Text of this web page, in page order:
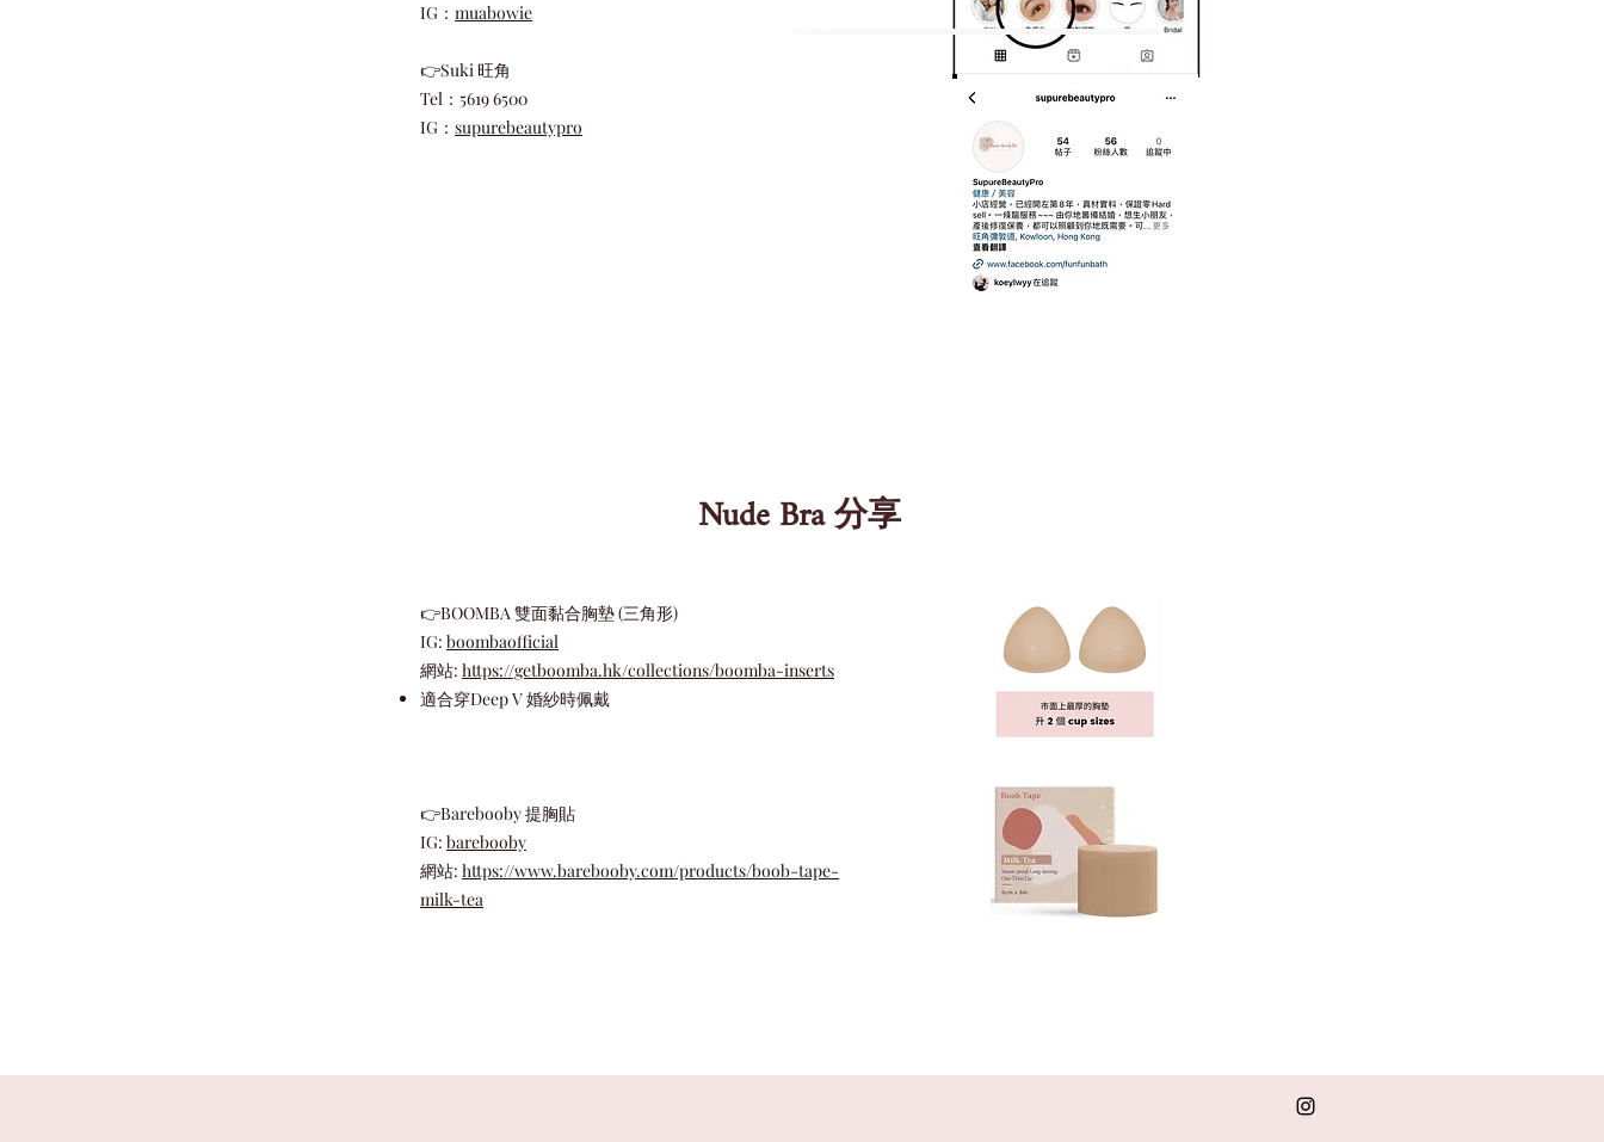
IG： muabowie
👉Suki 旺角
Tel：5619 6500
IG： supurebeautypro
Nude Bra 分享
👉BOOMBA 雙面黏合胸墊 (三角形)
IG: boombaofficial
網站: https://getboomba.hk/collections/boomba-inserts
適合穿Deep V 婚紗時佩戴
👉Barebooby 提胸貼
​IG: barebooby
​網站: https://www.barebooby.com/products/boob-tape-
milk-tea